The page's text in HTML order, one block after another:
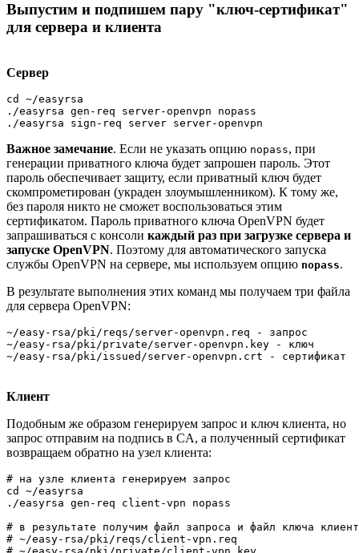
Выпустим и подпишем пару "ключ-сертификат"
для сервера и клиента
Сервер
cd ~/easyrsa
./easyrsa gen-req server-openvpn nopass
Важное замечание. Если не указать опцию nopass, при
генерации приватного ключа будет запрошен пароль. Этот
пароль обеспечивает защиту, если приватный ключ будет
скомпрометирован (украден злоумышленником). К тому же,
без пароля никто не сможет воспользоваться этим
сертификатом. Пароль приватного ключа OpenVPN будет
запрашиваться с консоли каждый раз при загрузке сервера и
запуске OpenVPN. Поэтому для автоматического запуска
службы OpenVPN на сервере, мы используем опцию nopass.
В результате выполнения этих команд мы получаем три файла
для сервера OpenVPN:
~/easy-rsa/pki/reqs/server-openvpn.req - запрос
~/easy-rsa/pki/private/server-openvpn.key - ключ
Клиент
Подобным же образом генерируем запрос и ключ клиента, но
запрос отправим на подпись в CA, а полученный сертификат
возвращаем обратно на узел клиента:
# на узле клиента генерируем запрос
cd ~/easyrsa
./easyrsa gen-req client-vpn nopass
# в результате получим файл запроса и файл ключа
# ~/easy-rsa/pki/reqs/client-vpn.req